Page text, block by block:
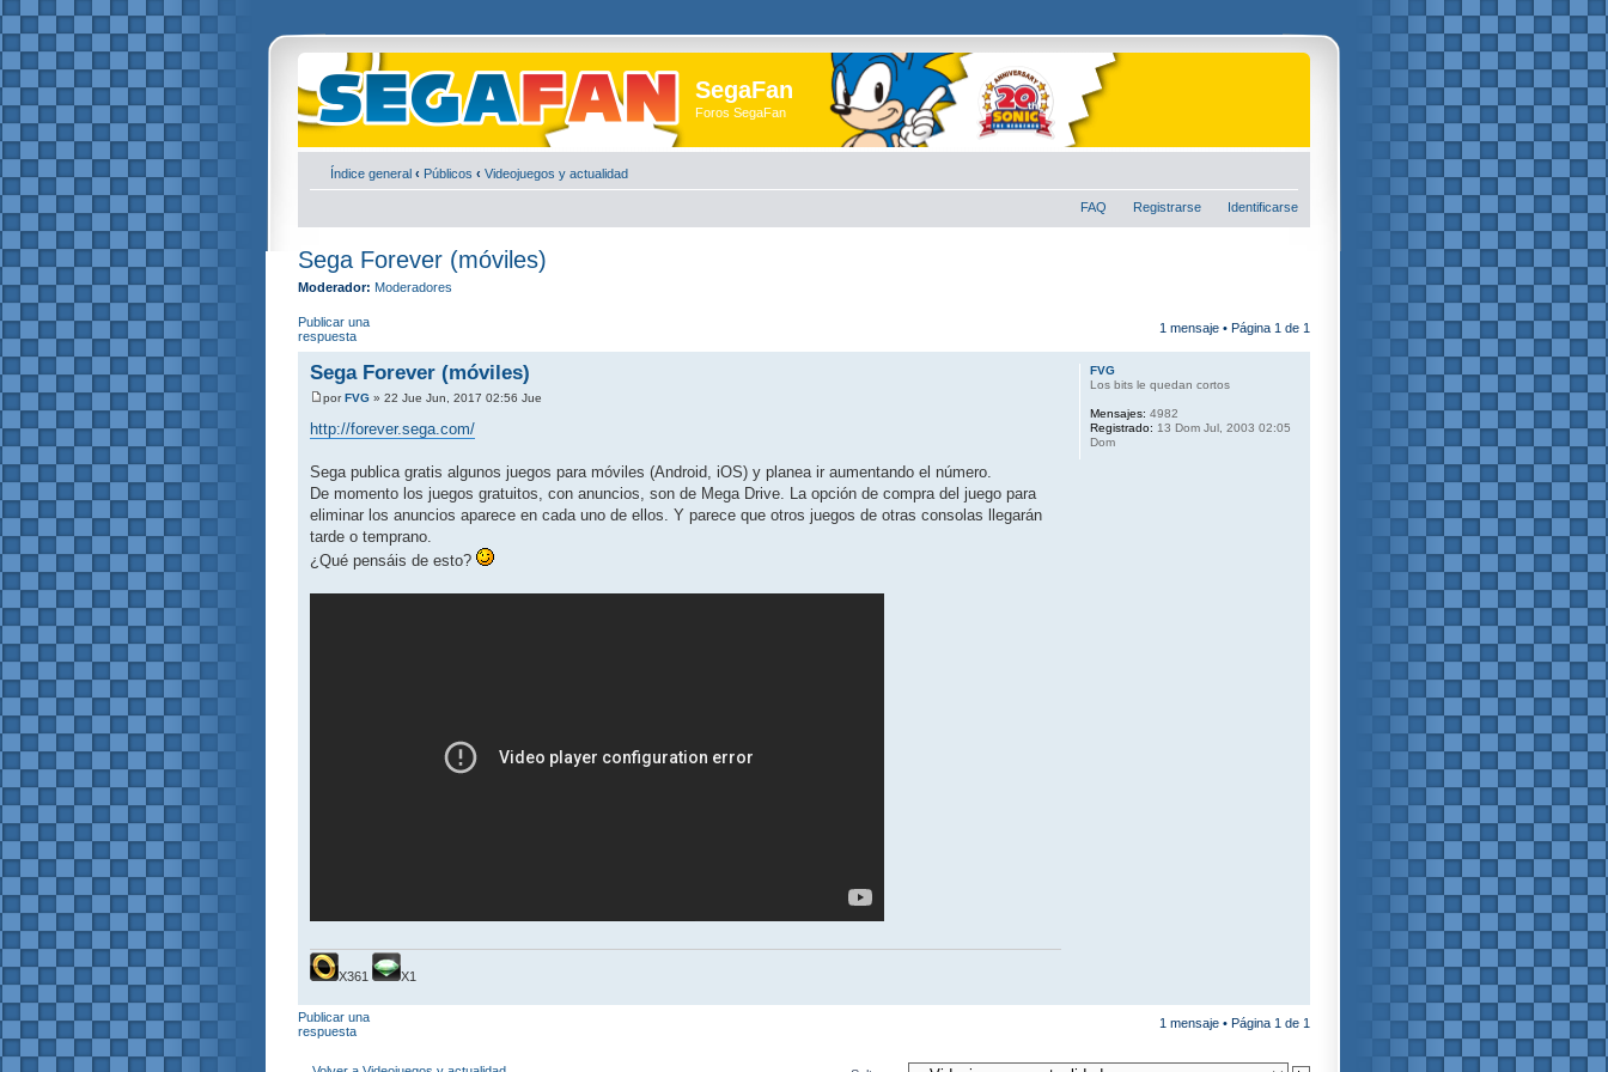
SegaFan
Foros SegaFan
Índice general ‹ Públicos ‹ Videojuegos y actualidad
FAQ Registrarse Identificarse
Sega Forever (móviles)
Moderador: Moderadores
Publicar una
respuesta
1 mensaje • Página 1 de 1
Sega Forever (móviles)
porFVG » 22 Jue Jun, 2017 02:56 Jue
http://forever.sega.com/
Sega publica gratis algunos juegos para móviles (Android, iOS) y planea ir aumentando el número.
De momento los juegos gratuitos, con anuncios, son de Mega Drive. La opción de compra del juego para
eliminar los anuncios aparece en cada uno de ellos. Y parece que otros juegos de otras consolas llegarán
tarde o temprano.
¿Qué pensáis de esto?
X361 X1
FVG
Los bits le quedan cortos
Mensajes: 4982
Registrado: 13 Dom Jul, 2003 02:05
Dom
Publicar una
respuesta
1 mensaje • Página 1 de 1